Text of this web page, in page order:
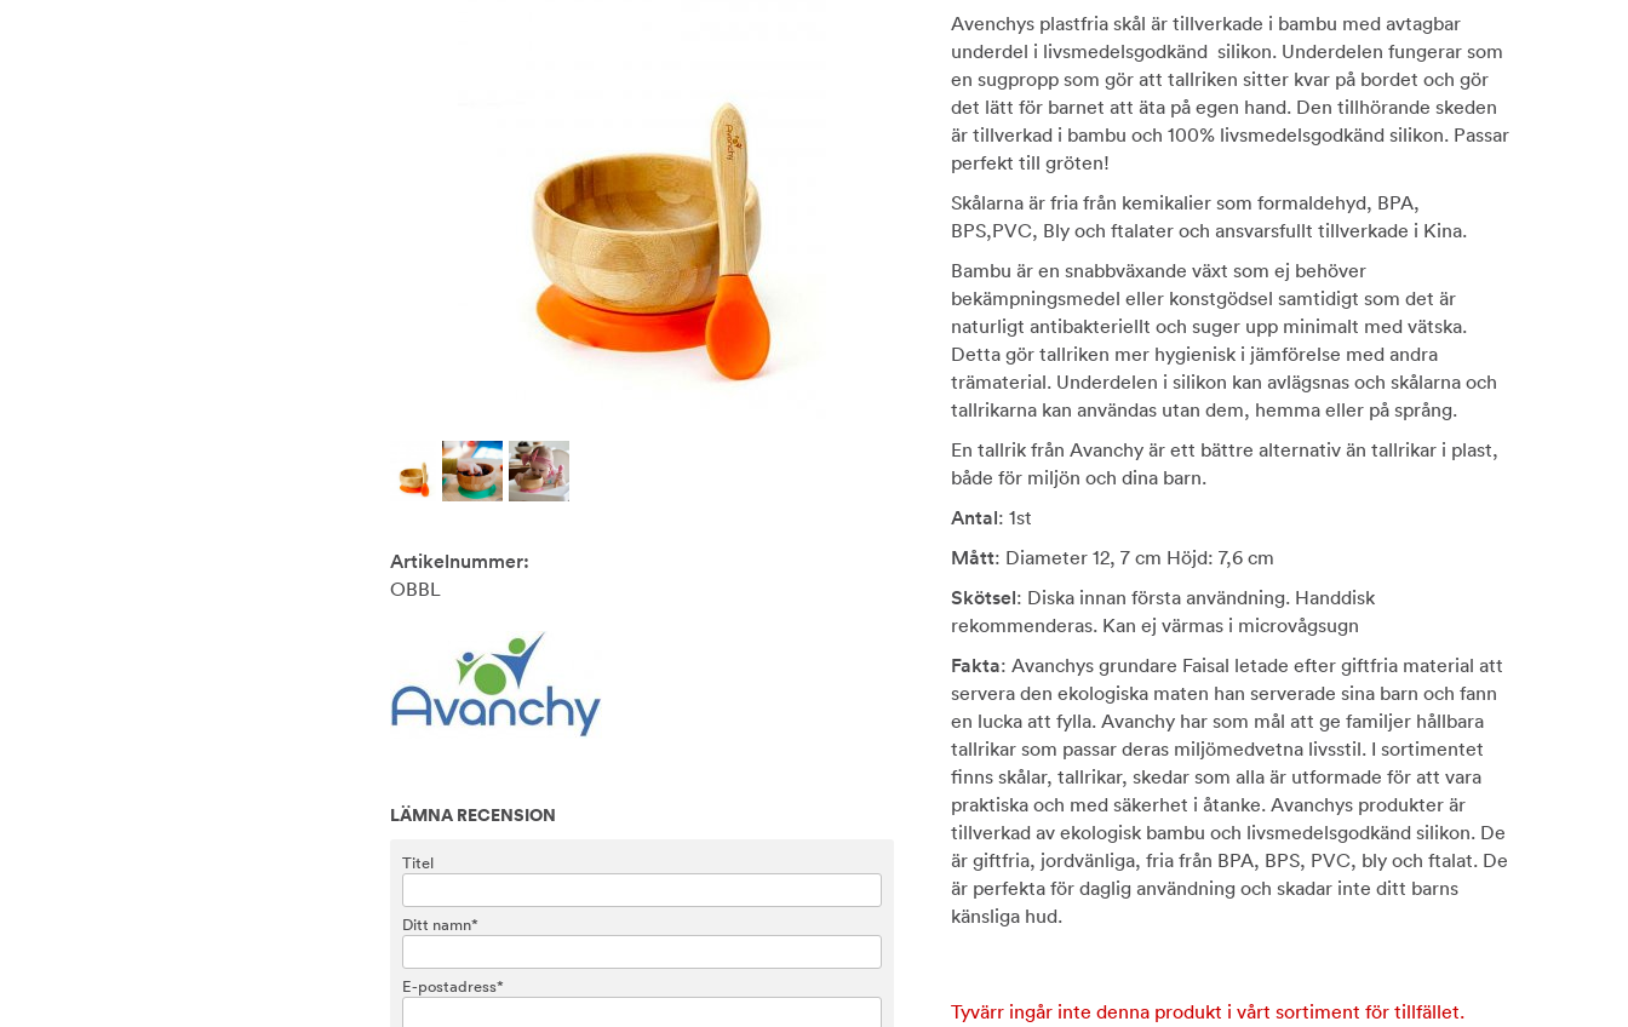
Avenchys plastfria skål är tillverkade i bambu med avtagbar
underdel i livsmedelsgodkänd silikon. Underdelen fungerar som
en sugpropp som gör att tallriken sitter kvar på bordet och gör
det lätt för barnet att äta på egen hand. Den tillhörande skeden
är tillverkad i bambu och 100% livsmedelsgodkänd silikon. Passar
perfekt till gröten!
Skålarna är fria från kemikalier som formaldehyd, BPA,
BPS,PVC, Bly och ftalater och ansvarsfullt tillverkade i Kina.
Bambu är en snabbväxande växt som ej behöver
bekämpningsmedel eller konstgödsel samtidigt som det är
naturligt antibakteriellt och suger upp minimalt med vätska.
Detta gör tallriken mer hygienisk i jämförelse med andra
trämaterial. Underdelen i silikon kan avlägsnas och skålarna och
tallrikarna kan användas utan dem, hemma eller på språng.
En tallrik från Avanchy är ett bättre alternativ än tallrikar i plast,
både för miljön och dina barn.
Antal: 1st
Mått: Diameter 12, 7 cm Höjd: 7,6 cm
Skötsel: Diska innan första användning. Handdisk
rekommenderas. Kan ej värmas i microvågsugn
Fakta: Avanchys grundare Faisal letade efter giftfria material att
servera den ekologiska maten han serverade sina barn och fann
en lucka att fylla. Avanchy har som mål att ge familjer hållbara
tallrikar som passar deras miljömedvetna livsstil. I sortimentet
finns skålar, tallrikar, skedar som alla är utformade för att vara
praktiska och med säkerhet i åtanke. Avanchys produkter är
tillverkad av ekologisk bambu och livsmedelsgodkänd silikon. De
är giftfria, jordvänliga, fria från BPA, BPS, PVC, bly och ftalat. De
är perfekta för daglig användning och skadar inte ditt barns
känsliga hud.
Tyvärr ingår inte denna produkt i vårt sortiment för tillfället.
Artikelnummer:
OBBL
LÄMNA RECENSION
Titel
Ditt namn*
E-postadress*